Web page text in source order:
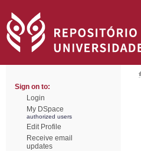
Sign on to:
Login
My DSpace
authorized users
Edit Profile
Receive email
updates